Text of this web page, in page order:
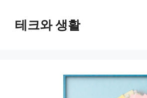
테크와 생활